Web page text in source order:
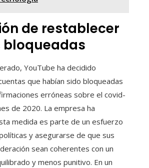
de restablecer
YouTube ha decidido
que habían sido bloqueadas
erróneas sobre el covid-
de 2020. La empresa ha
medida es parte de un esfuerzo
y asegurarse de que sus
sean coherentes con un
y menos punitivo. En un